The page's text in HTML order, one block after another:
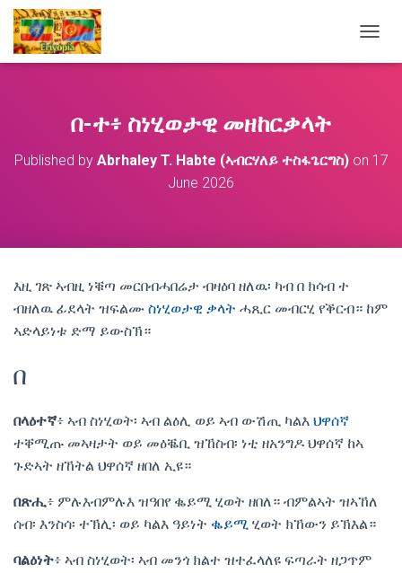
O
T
በ-ተ፥ ስነሂወታዊ መዘከርቃላት
Published by Abrhaley T. Habte (ኣብርሃለይ ተስፋጌርግስ)on 17
June 2026
እዚ ገጽ ኣብዚ ነቑጣ መርበብሓበሬታ ብዛዕባ ዘለዉ፡ ካብ በ ክሳብ ተ
ብዘለዉ ፊደላት ዝፍልሙ ስነሂወታዊ ቃላት ሓጺር መብርሂ የቕርብ። ከም
ኣድላይነቱ ድማ ይውስኽ።
በ
በላዕተኛ፥ ኣብ ስነሂወት፡ ኣብ ልዕሊ ወይ ኣብ ውሽጢ ካልእ ህዋሰኛ
ተቐሚጡ መኣዛታት ወይ መዕቘቢ ዝኸስብ፡ ነቲ ዘአንግዶ ህዋሰኛ ከኣ
ጉድኣት ዘኸትል ህዋሰኛ ዘበለ ኢዩ።
በጽሒ፥ ምሉእብምሉእ ዝዓበየ ቈይሚ ሂወት ዘበለ። ብምልኣት ዝኣኸለ
ሰብ፡ እንስሳ፡ ተኽሊ፡ ወይ ካልእ ዓይነት ቈይሚ ሂወት ክኸውን ይኽእል።
ባልዕነት፥ ኣብ ስነሂወት፡ ኣብ መንጎ ክልተ ዝተፈላለዩ ፍጣራት ዘጋጥም